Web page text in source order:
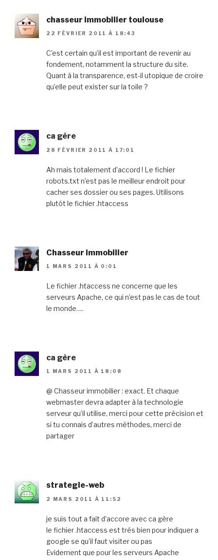
chasseur immobilier toulouse
22 FÉVRIER 2011 À 18:43
C’est certain qu’il est important de revenir au
fondement, notamment la structure du site.
Quant à la transparence, est-il utopique de croire
qu’elle peut exister sur la toile ?
ca gère
28 FÉVRIER 2011 À 17:01
Ah mais totalement d’accord ! Le fichier
robots.txt n’est pas le meilleur endroit pour
cacher ses dossier ou ses pages. Utilisons
plutôt le fichier .htaccess
Chasseur immobilier
1 MARS 2011 À 0:01
Le fichier .htaccess ne concerne que les
serveurs Apache, ce qui n’est pas le cas de tout
le monde….
ca gère
1 MARS 2011 À 18:08
@ Chasseur immobilier : exact. Et chaque
webmaster devra adapter à la technologie
serveur qu’il utilise, merci pour cette précision et
si tu connais d’autres méthodes, merci de
partager
strategie-web
2 MARS 2011 À 11:52
je suis tout a fait d’accore avec ca gère
le fichier .htaccess est trés bien pour indiquer a
google se qu’il faut visiter ou pas
Evidement que pour les serveurs Apache